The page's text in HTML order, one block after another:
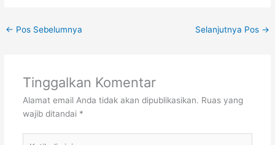
← Pos Sebelumnya Selanjutnya Pos →
Tinggalkan Komentar
Alamat email Anda tidak akan dipublikasikan. Ruas yang
wajib ditandai *